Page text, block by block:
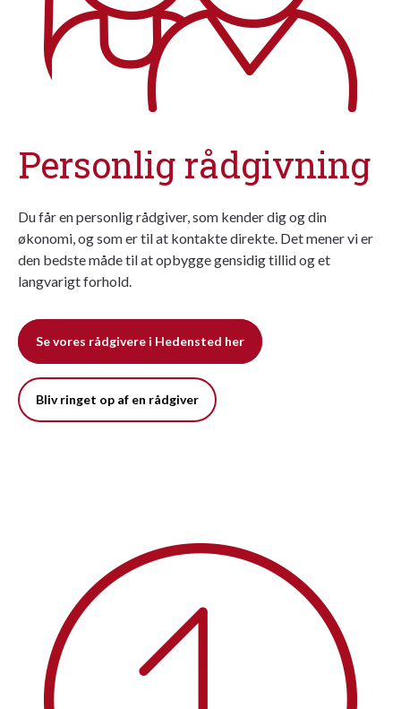
Personlig rådgivning
Du får en personlig rådgiver, som kender dig og din
økonomi, og som er til at kontakte direkte. Det mener vi er
den bedste måde til at opbygge gensidig tillid og et
langvarigt forhold.
Se vores rådgivere i Hedensted her
Bliv ringet op af en rådgiver